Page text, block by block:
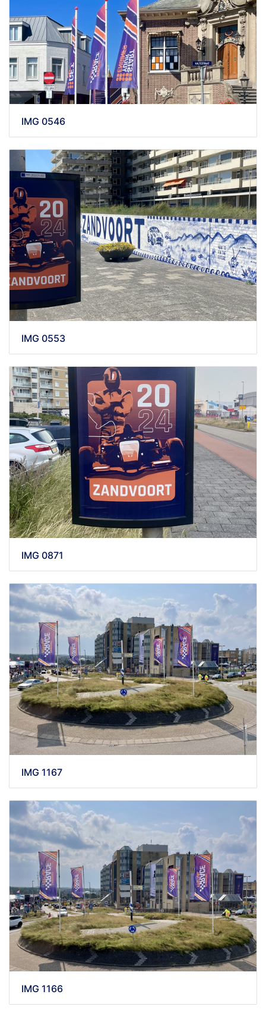
IMG 0546
IMG 0553
IMG 0871
IMG 1167
IMG 1166